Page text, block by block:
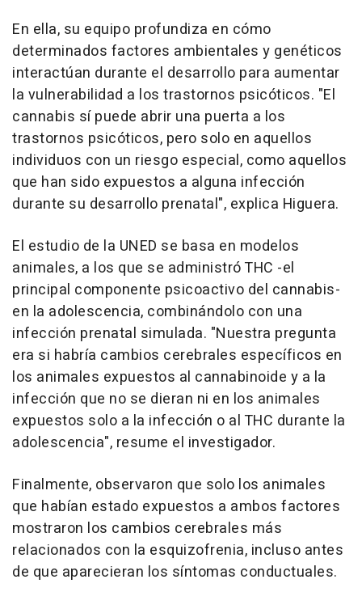
En ella, su equipo profundiza en cómo
determinados factores ambientales y genéticos
interactúan durante el desarrollo para aumentar
la vulnerabilidad a los trastornos psicóticos. "El
cannabis sí puede abrir una puerta a los
trastornos psicóticos, pero solo en aquellos
individuos con un riesgo especial, como aquellos
que han sido expuestos a alguna infección
durante su desarrollo prenatal", explica Higuera.
El estudio de la UNED se basa en modelos
animales, a los que se administró THC -el
principal componente psicoactivo del cannabis-
en la adolescencia, combinándolo con una
infección prenatal simulada. "Nuestra pregunta
era si habría cambios cerebrales específicos en
los animales expuestos al cannabinoide y a la
infección que no se dieran ni en los animales
expuestos solo a la infección o al THC durante la
adolescencia", resume el investigador.
Finalmente, observaron que solo los animales
que habían estado expuestos a ambos factores
mostraron los cambios cerebrales más
relacionados con la esquizofrenia, incluso antes
de que aparecieran los síntomas conductuales.